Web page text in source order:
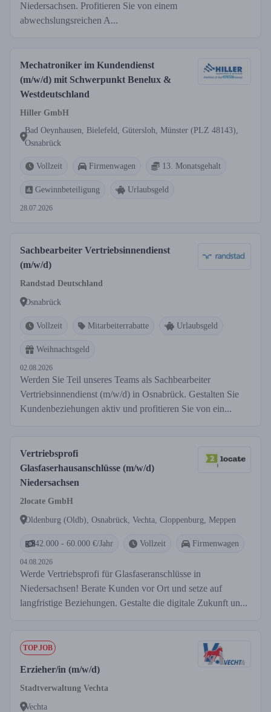
Niedersachsen. Profitieren Sie von einem
abwechslungsreichen A...
Mechatroniker im Kundendienst
(m/w/d) mit Schwerpunkt Benelux &
Westdeutschland
Hiller GmbH
Bad Oeynhausen, Bielefeld, Gütersloh, Münster (PLZ 48143),
Osnabrück
Vollzeit Firmenwagen 13. Monatsgehalt
Gewinnbeteiligung Urlaubsgeld
28.07.2026
Sachbearbeiter Vertriebsinnendienst
(m/w/d)
Randstad Deutschland
Osnabrück
Vollzeit Mitarbeiterrabatte Urlaubsgeld
Weihnachtsgeld
02.08.2026
Werden Sie Teil unseres Teams als Sachbearbeiter
Vertriebsinnendienst (m/w/d) in Osnabrück. Gestalten Sie
Kundenbeziehungen aktiv und profitieren Sie von ein...
Vertriebsprofi
Glasfaserhausanschlüsse (m/w/d)
Niedersachsen
2locate GmbH
Oldenburg (Oldb), Osnabrück, Vechta, Cloppenburg, Meppen
42.000 - 60.000 €/Jahr Vollzeit Firmenwagen
04.08.2026
Werde Vertriebsprofi für Glasfaseranschlüsse in
Niedersachsen! Berate Kunden vor Ort und setze auf
langfristige Beziehungen. Gestalte die digitale Zukunft un...
TOP JOB
Erzieher/in (m/w/d)
Stadtverwaltung Vechta
Vechta